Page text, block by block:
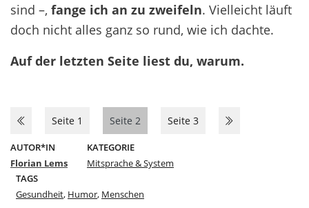
sind –, fange ich an zu zweifeln. Vielleicht läuft
doch nicht alles ganz so rund, wie ich dachte.
Auf der letzten Seite liest du, warum.
Seite 1 Seite 2 Seite 3
AUTOR*IN
Florian Lems
KATEGORIE
Mitsprache & System
TAGS
Gesundheit, Humor, Menschen